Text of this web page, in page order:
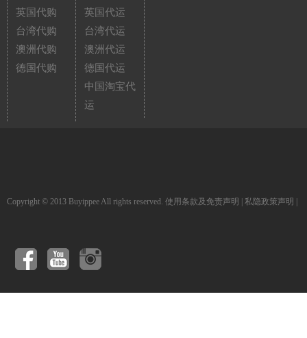
英国代购
台湾代购
澳洲代购
德国代购
英国代运
台湾代运
澳洲代运
德国代运
中国淘宝代
运
Copyright © 2013 Buyippee All rights reserved. 使用条款及免责声明 私隐政策声明